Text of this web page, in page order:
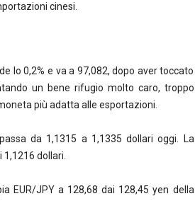
cinesi.
lo 0,2% e va a 97,082, dopo aver toccato
un bene rifugio molto caro, troppo
più adatta alle esportazioni.
da 1,1315 a 1,1335 dollari oggi. La
dollari.
EUR/JPY a 128,68 dai 128,45 yen della